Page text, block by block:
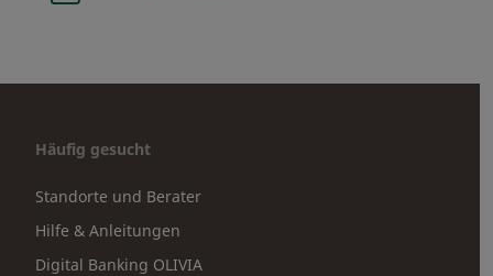
Häufig gesucht
Standorte und Berater
Hilfe & Anleitungen
Digital Banking OLIVIA